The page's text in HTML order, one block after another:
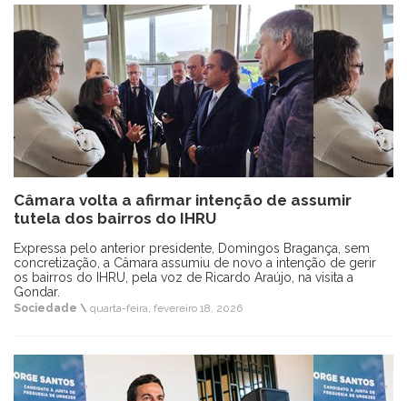
Câmara volta a afirmar intenção de assumir
tutela dos bairros do IHRU
Expressa pelo anterior presidente, Domingos Bragança, sem
concretização, a Câmara assumiu de novo a intenção de gerir
os bairros do IHRU, pela voz de Ricardo Araújo, na visita a
Gondar.
Sociedade \ quarta-feira, fevereiro 18, 2026